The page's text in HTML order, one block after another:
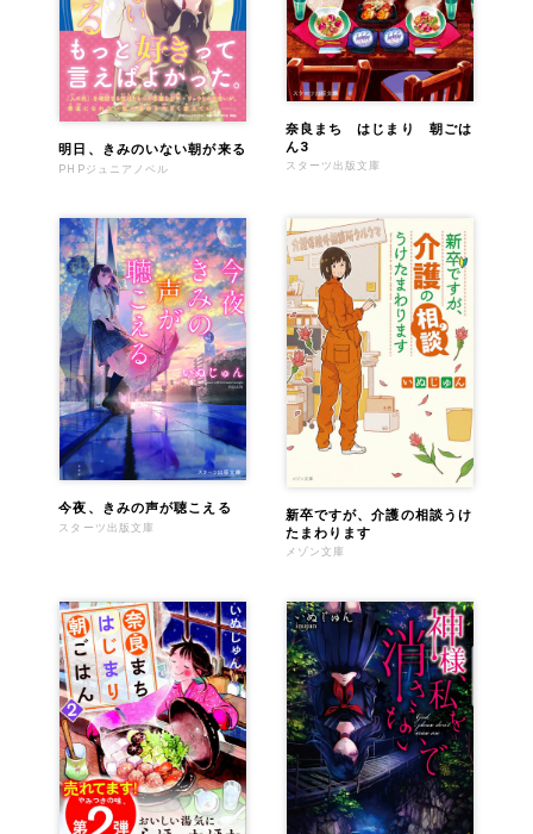
明日、きみのいない朝が来る
PHPジュニアノベル
奈良まち はじまり 朝ごは
ん3
スターツ出版文庫
今夜、きみの声が聴こえる
スターツ出版文庫
新卒ですが、介護の相談うけ
たまわります
メゾン文庫